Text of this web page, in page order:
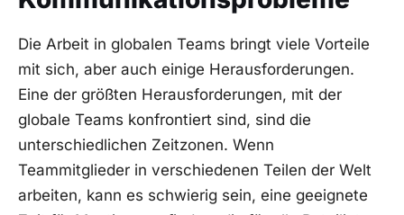
Die⁢ Arbeit in globalen Teams bringt viele Vorteile
mit sich, aber auch​ einige Herausforderungen.
⁤Eine der größten​ Herausforderungen, mit⁢ der
globale⁤ Teams ⁢konfrontiert sind, sind die
unterschiedlichen Zeitzonen. Wenn‍
Teammitglieder in verschiedenen ‌Teilen der⁣ Welt ​
arbeiten,⁣ kann⁤ es schwierig‌ sein, eine ‌geeignete